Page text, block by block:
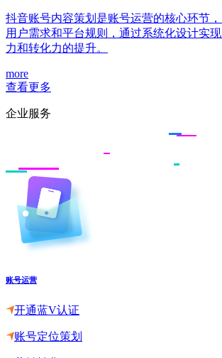
抖音账号内容策划是账号运营的核心环节，
用户需求和平台规则，通过系统化设计实
力和转化力的提升。
more
查看更多
企业服务
账号运营
开通蓝V认证
账号定位策划